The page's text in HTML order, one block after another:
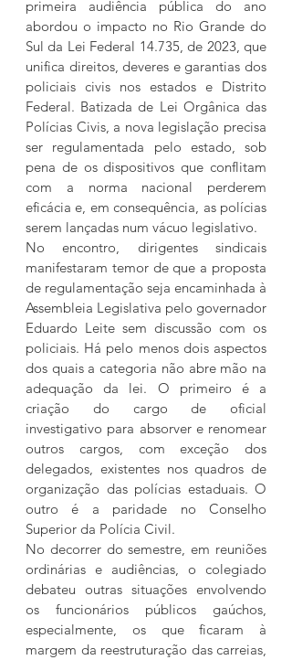
primeira audiência pública do ano
abordou o impacto no Rio Grande do
Sul da Lei Federal 14.735, de 2023, que
unifica direitos, deveres e garantias dos
policiais civis nos estados e Distrito
Federal. Batizada de Lei Orgânica das
Polícias Civis, a nova legislação precisa
ser regulamentada pelo estado, sob
pena de os dispositivos que conflitam
com a norma nacional perderem
eficácia e, em consequência, as polícias
serem lançadas num vácuo legislativo.
No encontro, dirigentes sindicais
manifestaram temor de que a proposta
de regulamentação seja encaminhada à
Assembleia Legislativa pelo governador
Eduardo Leite sem discussão com os
policiais. Há pelo menos dois aspectos
dos quais a categoria não abre mão na
adequação da lei. O primeiro é a
criação do cargo de oficial
investigativo para absorver e renomear
outros cargos, com exceção dos
delegados, existentes nos quadros de
organização das polícias estaduais. O
outro é a paridade no Conselho
Superior da Polícia Civil.
No decorrer do semestre, em reuniões
ordinárias e audiências, o colegiado
debateu outras situações envolvendo
os funcionários públicos gaúchos,
especialmente, os que ficaram à
margem da reestruturação das carreias,